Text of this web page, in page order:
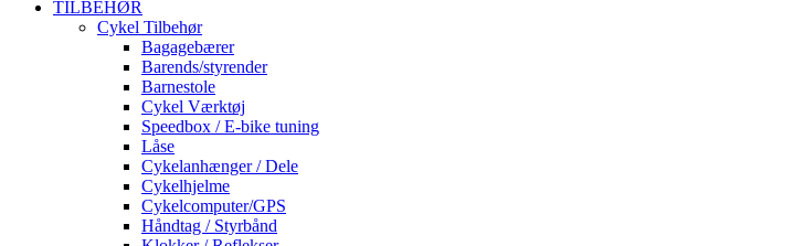
TILBEHØR
Cykel Tilbehør
Bagagebærer
Barends/styrender
Barnestole
Cykel Værktøj
Speedbox / E-bike tuning
Låse
Cykelanhænger / Dele
Cykelhjelme
Cykelcomputer/GPS
Håndtag / Styrbånd